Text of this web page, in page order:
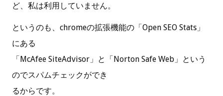
ど、私は利用していません。
というのも、chromeの拡張機能の「Open SEO Stats」
にある
「McAfee SiteAdvisor」と「Norton Safe Web」という
のでスパムチェックができ
るからです。